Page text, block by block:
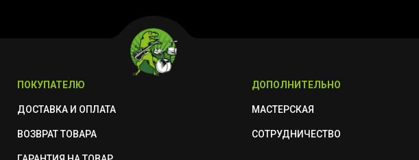
ПОКУПАТЕЛЮ
ДОСТАВКА И ОПЛАТА
ВОЗВРАТ ТОВАРА
ДОПОЛНИТЕЛЬНО
МАСТЕРСКАЯ
СОТРУДНИЧЕСТВО